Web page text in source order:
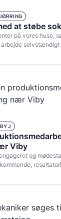
at støbe
på vores huse,
arbejde
J
Viby
og